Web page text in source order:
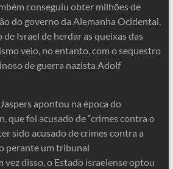
conseguiu obter milhões de
do governo da Alemanha Ocidental.
Israel de herdar as queixas das
veio, no entanto, com o sequestro
de guerra nazista Adolf
apontou na época do
que foi acusado de “crimes contra o
sido acusado de crimes contra a
perante um tribunal
vez disso, o Estado israelense optou